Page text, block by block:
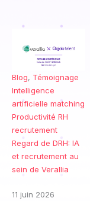
Blog, Témoignage
Intelligence
artificielle matching
Productivité RH
recrutement
Regard de DRH: IA
et recrutement au
sein de Verallia
11 juin 2026